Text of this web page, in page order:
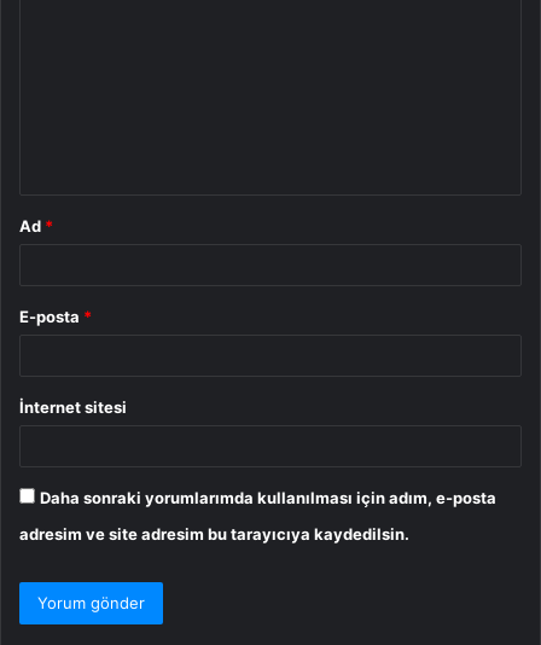
Ad *
E-posta *
İnternet sitesi
Daha sonraki yorumlarımda kullanılması için adım, e-posta
adresim ve site adresim bu tarayıcıya kaydedilsin.